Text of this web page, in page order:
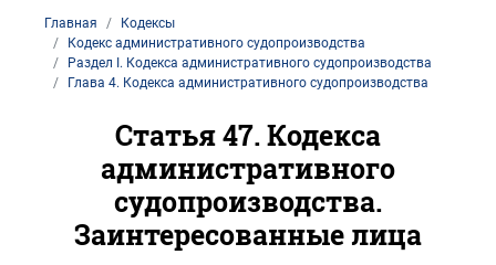
Главная
Кодексы
Кодекс административного судопроизводства
Раздел I. Кодекса административного судопроизводства
Глава 4. Кодекса административного судопроизводства
Статья 47. Кодекса
административного
судопроизводства.
Заинтересованные лица